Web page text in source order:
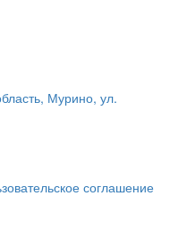
Мурино, ул.
соглашение